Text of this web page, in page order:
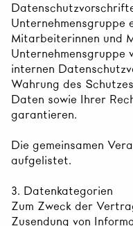
Mitarbeiterinnen und
Unternehmensgruppe
internen
Wahrung des
Daten sowie Ihrer
garantieren.
Die gemeinsamen
aufgelistet.
3. Datenkategorien
Zum Zweck der
Zusendung von